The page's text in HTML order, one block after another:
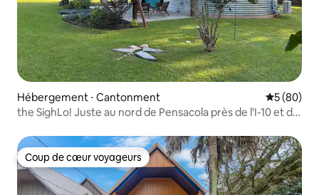
Hébergement ⋅ Cantonment
5 (80)
the SighLo! Juste au nord de Pensacola près de l'I-10 et de
Coup de cœur voyageurs
Coup de cœur voyageurs